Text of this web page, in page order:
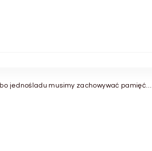
jednośladu musimy zachowywać pamięć…